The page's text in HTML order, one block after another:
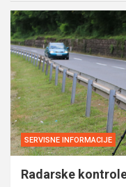
SERVISNE INFORMACIJE
Radarske